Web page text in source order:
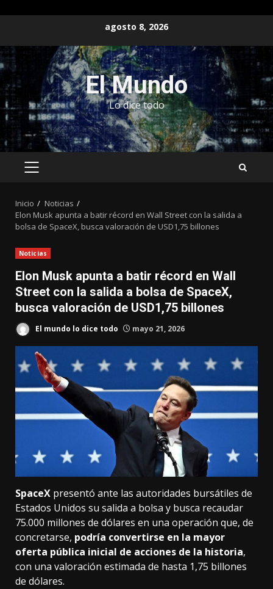
contenido
agosto 8, 2026
El Mundo
Lo dice todo
MENÚ
Inicio
Noticias
Elon Musk apunta a batir récord en Wall Street con la salida a
bolsa de SpaceX, busca valoración de USD1,75 billones
Noticias
Elon Musk apunta a batir récord en Wall
Street con la salida a bolsa de SpaceX,
busca valoración de USD1,75 billones
El mundo lo dice todo mayo 21, 2026
SpaceX presentó ante las autoridades bursátiles de
Estados Unidos su salida a bolsa y busca recaudar
75.000 millones de dólares en una operación que, de
concretarse, podría convertirse en la mayor
oferta pública inicial de acciones de la historia,
con una valoración estimada de hasta 1,75 billones
de dólares.